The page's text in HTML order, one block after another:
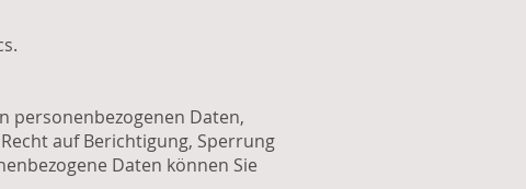
personenbezogenen Daten,
auf Berichtigung, Sperrung
Daten können Sie